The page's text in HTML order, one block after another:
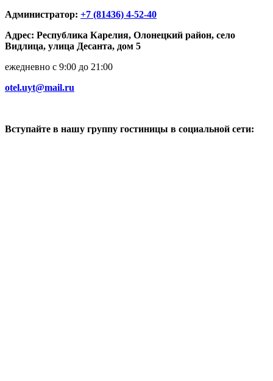
Администратор: +7 (81436) 4-52-40
Адрес: Республика Карелия, Олонецкий район, село
Видлица, улица Десанта, дом 5
ежедневно с 9:00 до 21:00
otel.uyt@mail.ru
Вступайте в нашу группу гостиницы в социальной сети: